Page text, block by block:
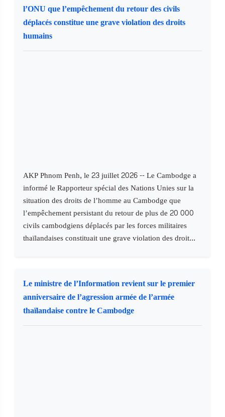
l’ONU que l’empêchement du retour des civils
déplacés constitue une grave violation des droits
humains
AKP Phnom Penh, le 23 juillet 2026 -- Le Cambodge a
informé le Rapporteur spécial des Nations Unies sur la
situation des droits de l’homme au Cambodge que
l’empêchement persistant du retour de plus de 20 000
civils cambodgiens déplacés par les forces militaires
thaïlandaises constituait une grave violation des droit...
Le ministre de l’Information revient sur le premier
anniversaire de l’agression armée de l’armée
thaïlandaise contre le Cambodge